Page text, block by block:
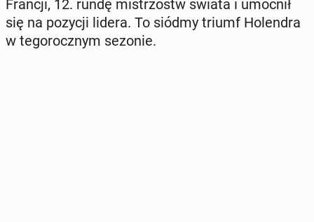
Francji, 12. rundę mi­strzostw świata i umocnił
się na pozycji lidera. To siódmy triumf Ho­len­dra
w te­go­rocz­nym sezonie.